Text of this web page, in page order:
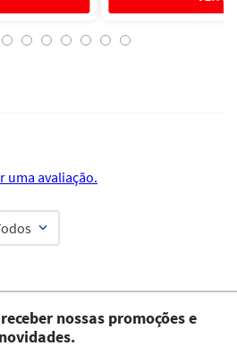
uma avaliação.
nossas promoções e
novidades.